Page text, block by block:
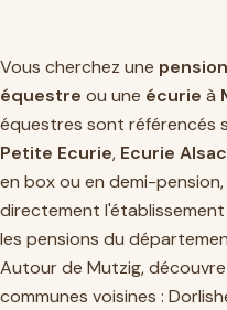
Vous cherchez une
équestre ou une écurie à
équestres sont référencés
Petite Ecurie, Ecurie
en box ou en demi-
directement
les pensions du
Autour de Mutzig,
communes voisines :